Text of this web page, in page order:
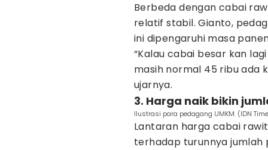
Berbeda dengan cabai
relatif stabil. Gianto,
ini dipengaruhi masa
“Kalau cabai besar kan
masih normal 45 ribu ada
ujarnya.
3. Harga naik bikin
Ilustrasi para pedagang UMKM. (IDN
Lantaran harga cabai
terhadap turunnya jumlah